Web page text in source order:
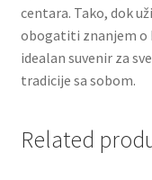
Prirodni proizvodi
Privacy Policy
Product page
centara. Tako, dok
obogatiti znanjem o
idealan suvenir za
tradicije sa sobom.
Related